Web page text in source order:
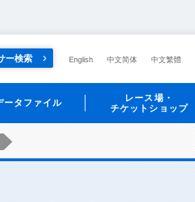
ー検索 English 中文简体 中文繁體
ータファイル
レース場・
チケットショップ